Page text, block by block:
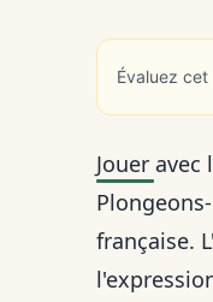
Évaluez cet
Jouer avec
française.